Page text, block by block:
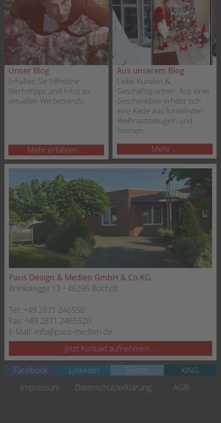
Unser Blog
Erhalten Sie hilfreiche
Werbetipps und Infos zu
aktuellen Werbetrends.
Mehr erfahren ...
Aus unserem Blog
Liebe Kunden &
Geschäftspartner: Aus einer
Geschenkbox erhebt sich
eine Kette aus funkelnden
Weihnachtskugeln und
Sternen...
Mehr ...
Paus Design & Medien GmbH & Co.KG
Brinkstegge 13 • 46395 Bocholt
Tel: +49 2871 246550
Fax: +49 2871 2465520
E-Mail: info@paus-medien.de
Jetzt Kontakt aufnehmen ...
Facebook
LinkedIn Twitter
XING
Navigation
überspringen
Impressum Datenschutzerklärung AGB